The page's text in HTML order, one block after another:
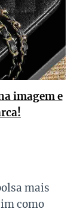
imagem e
mais
como